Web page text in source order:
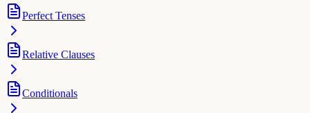
Perfect Tenses
Relative Clauses
Conditionals